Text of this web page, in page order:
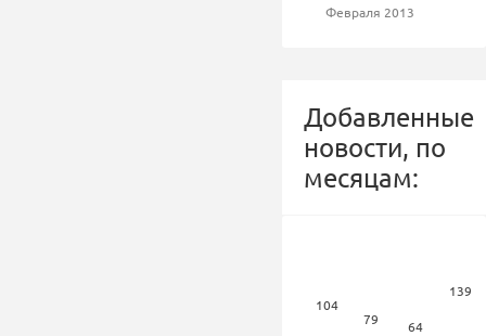
Февраля 2013
Добавленные
новости, по
месяцам:
104
79 64
139